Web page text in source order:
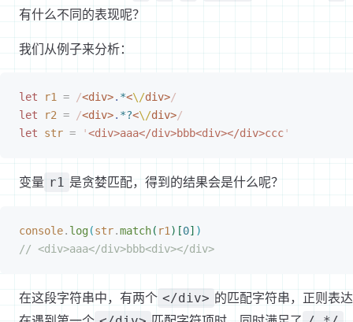
有什么不同的表现呢？
我们从例子来分析：
let r1 = /<div>. *<\/div>/
let r2 = /<div>. *?<\/div>/
let str = '<div>aaa</div>bbb<div></div>ccc'
变量 r1 是贪婪匹配，得到的结果会是什么呢？
console. log(str.match( r1 ) [0] )
// <div>aaa</div>bbb<div></div>
在这段字符串中，有两个 </div> 的匹配字符串，正则表